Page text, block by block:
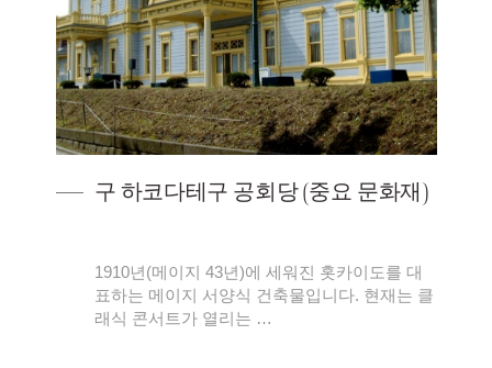
구 하코다테구 공회당 (중요 문화재)
1910년(메이지 43년)에 세워진 홋카이도를 대
표하는 메이지 서양식 건축물입니다. 현재는 클
래식 콘서트가 열리는 …